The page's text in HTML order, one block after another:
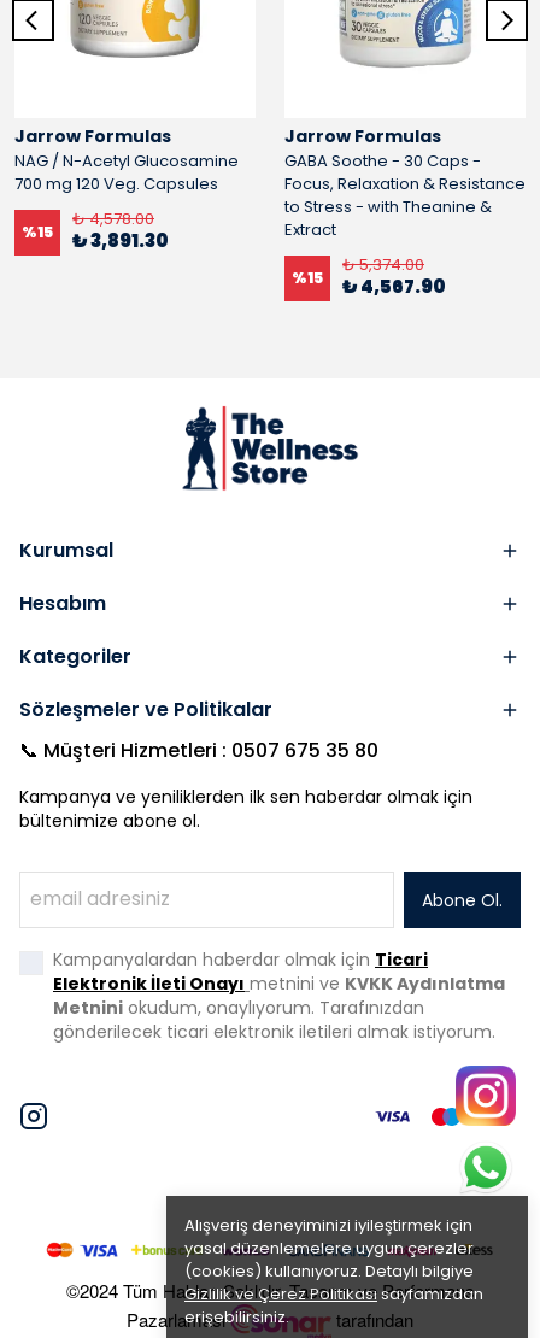
Alışveriş deneyiminizi iyileştirmek için
yasal düzenlemelere uygun çerezler
(cookies) kullanıyoruz. Detaylı bilgiye
Gizlilik ve Çerez Politikasısayfamızdan
erişebilirsiniz.
Jarrow Formulas
NAG / N-Acetyl Glucosamine
700 mg 120 Veg. Capsules
%15
₺ 4,578.00
₺ 3,891.30
Jarrow Formulas
GABA Soothe - 30 Caps -
Focus, Relaxation & Resistance
to Stress - with Theanine &
Extract
%15
₺ 5,374.00
₺ 4,567.90
Kurumsal
Hesabım
Kategoriler
Sözleşmeler ve Politikalar
📞 Müşteri Hizmetleri : 0507 675 35 80
Kampanya ve yeniliklerden ilk sen haberdar olmak için
bültenimize abone ol.
Abone Ol.
Kampanyalardan haberdar olmak için Ticari
Elektronik İleti Onayı metnini ve KVKK Aydınlatma
Metnini okudum, onaylıyorum. Tarafınızdan
gönderilecek ticari elektronik iletileri almak istiyorum.
©2024 Tüm Hakları Saklıdır. Tasarım ve Performans
Pazarlaması
tarafından